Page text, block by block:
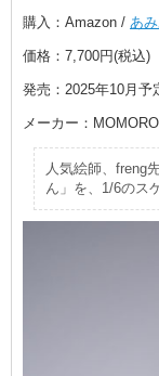
購入：Amazon / あ
価格：7,700円(税込)
発売：2025年10月予
メーカー：
人気絵師、freng
ん」を、1/6のス